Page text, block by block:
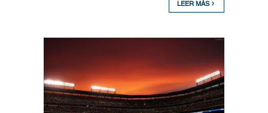
LEER MÁS